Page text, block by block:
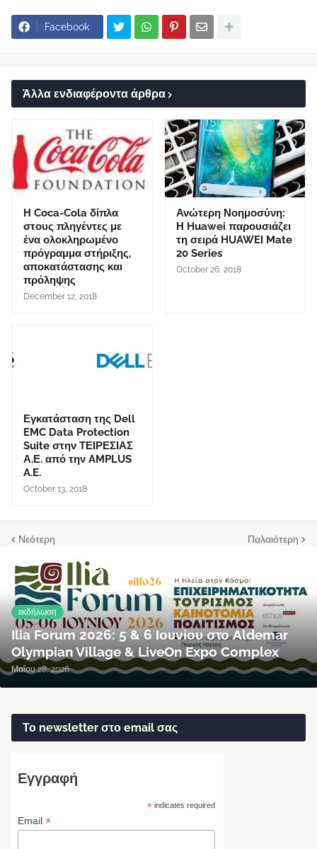
Facebook
Άλλα ενδιαφέροντα άρθρα
Η Coca-Cola δίπλα
στους πληγέντες με
ένα ολοκληρωμένο
πρόγραμμα στήριξης,
αποκατάστασης και
πρόληψης
December 12, 2018
Ανώτερη Νοημοσύνη:
Η Huawei παρουσιάζει
τη σειρά HUAWEI Mate
20 Series
October 26, 2018
Εγκατάσταση της Dell
EMC Data Protection
Suite στην ΤΕΙΡΕΣΙΑΣ
Α.Ε. από την AMPLUS
A.E.
October 13, 2018
Νεότερη Παλαιότερη
εκδήλωση
Ilia Forum 2026: 5 & 6 Ιουνίου στο Aldemar
Olympian Village & LiveOn Expo Complex
Μαΐου 28, 2026
Το newsletter στο email σας
Εγγραφή
* indicates required
Email *